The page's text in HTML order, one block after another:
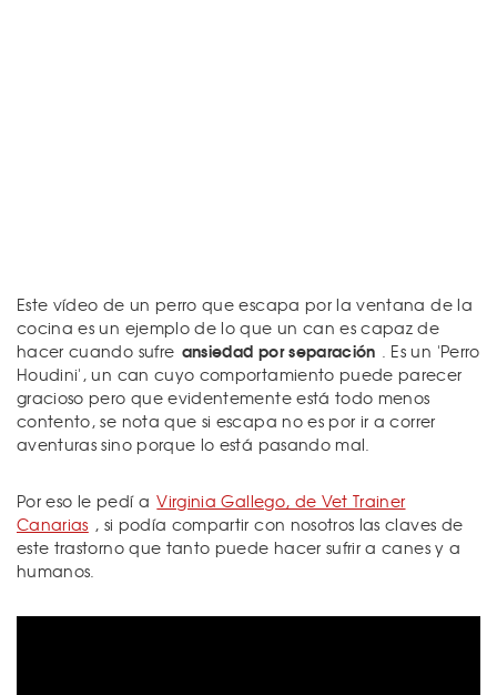
Este vídeo de un perro que escapa por la ventana de la
cocina es un ejemplo de lo que un can es capaz de
hacer cuando sufre ansiedad por separación . Es un 'Perro
Houdini', un can cuyo comportamiento puede parecer
gracioso pero que evidentemente está todo menos
contento, se nota que si escapa no es por ir a correr
aventuras sino porque lo está pasando mal.
Por eso le pedí a Virginia Gallego, de Vet Trainer
Canarias , si podía compartir con nosotros las claves de
este trastorno que tanto puede hacer sufrir a canes y a
humanos.